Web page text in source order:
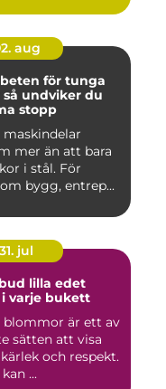
aug
för tunga
stopp
mer än att bara
i stål. För
bygg, entrep...
31. jul
lilla edet
varje bukett
blommor är ett av
sätten att visa
och respekt.
...